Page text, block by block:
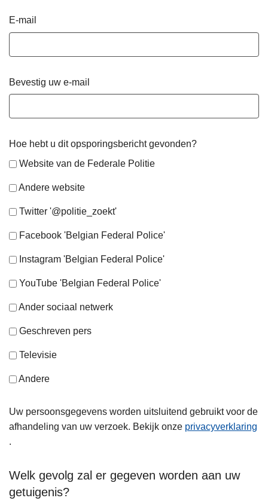
E-mail
Bevestig uw e-mail
Hoe hebt u dit opsporingsbericht gevonden?
Website van de Federale Politie
Andere website
Twitter '@politie_zoekt'
Facebook 'Belgian Federal Police'
Instagram 'Belgian Federal Police'
YouTube 'Belgian Federal Police'
Ander sociaal netwerk
Geschreven pers
Televisie
Andere
Uw persoonsgegevens worden uitsluitend gebruikt voor de
afhandeling van uw verzoek. Bekijk onze privacyverklaring
.
Welk gevolg zal er gegeven worden aan uw
getuigenis?